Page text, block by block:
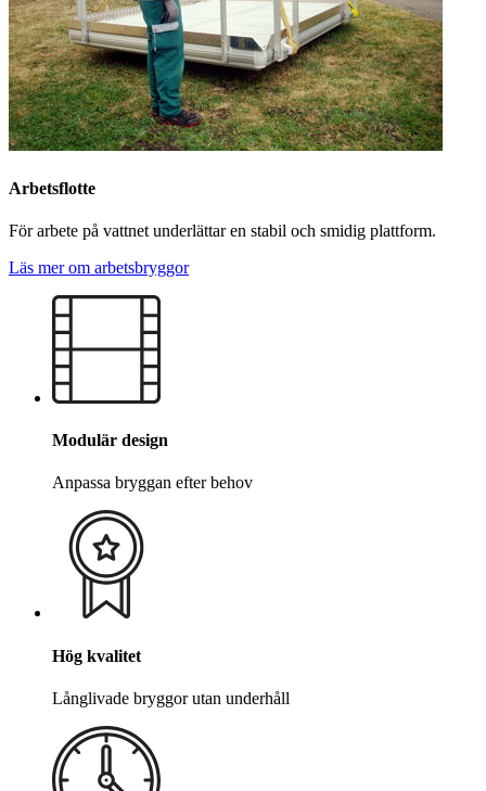
Arbetsflotte
För arbete på vattnet underlättar en stabil och smidig plattform.
Läs mer om arbetsbryggor
Modulär design
Anpassa bryggan efter behov
Hög kvalitet
Långlivade bryggor utan underhåll